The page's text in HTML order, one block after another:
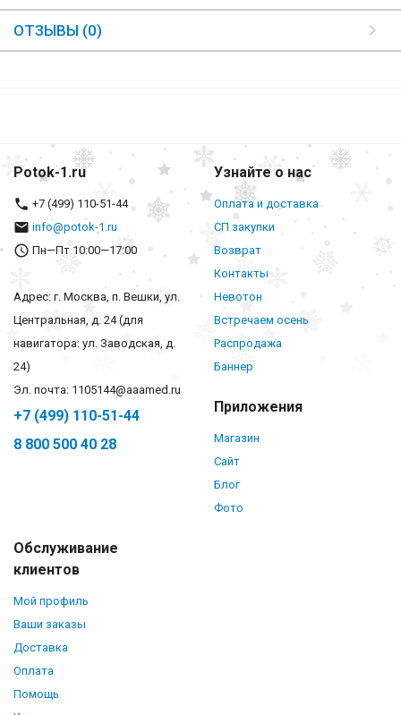
ОТЗЫВЫ (0)
Potok-1.ru
+7 (499) 110-51-44
info@potok-1.ru
Пн—Пт 10:00—17:00
Адрес: г. Москва, п. Вешки, ул.
Центральная, д. 24 (для
навигатора: ул. Заводская, д.
24)
Эл. почта: 1105144@aaamed.ru
+7 (499) 110-51-44
8 800 500 40 28
Узнайте о нас
Оплата и доставка
СП закупки
Возврат
Контакты
Невотон
Встречаем осень
Распродажа
Баннер
Приложения
Магазин
Сайт
Блог
Фото
Обслуживание
клиентов
Мой профиль
Ваши заказы
Доставка
Оплата
Помощь